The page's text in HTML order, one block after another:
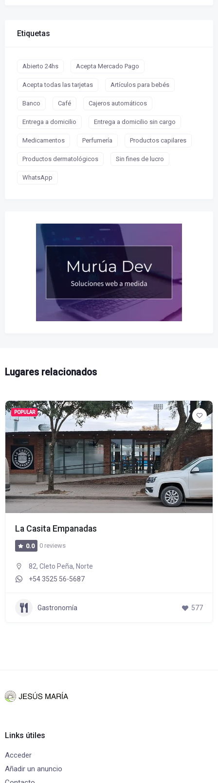
Etiquetas
Abierto 24hs Acepta Mercado Pago
Acepta todas las tarjetas Artículos para bebés
Banco Café Cajeros automáticos
Entrega a domicilio Entrega a domicilio sin cargo
Medicamentos Perfumería Productos capilares
Productos dermatológicos Sin fines de lucro
WhatsApp
Lugares relacionados
POPULAR
La Casita Empanadas
0.0 0 reviews
82, Cleto Peña, Norte
+54 3525 56-5687
Gastronomía 577
Links útiles
Acceder
Añadir un anuncio